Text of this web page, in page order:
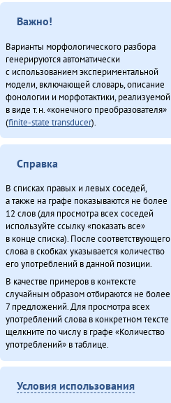
Важно!
Варианты морфологического разбора
генерируются автоматически
с использованием экспериментальной
модели, включающей словарь, описание
фонологии и морфотактики, реализуемой
в виде т.н. «конечного преобразователя»
(finite-state transducer).
Справка
В списках правых и левых соседей,
а также на графе показываются не более
12 слов (для просмотра всех соседей
используйте ссылку «показать все»
в конце списка). После соответствующего
слова в скобках указывается количество
его употреблений в данной позиции.
В качестве примеров в контексте
случайным образом отбираются не более
7 предложений. Для просмотра всех
употреблений слова в конкретном тексте
щелкните по числу в графе «Количество
употреблений» в таблице.
Условия использования